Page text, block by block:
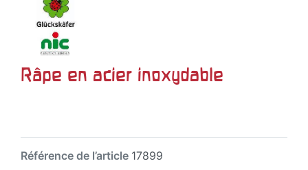
Râpe en acier inoxydable
Référence de l’article 17899